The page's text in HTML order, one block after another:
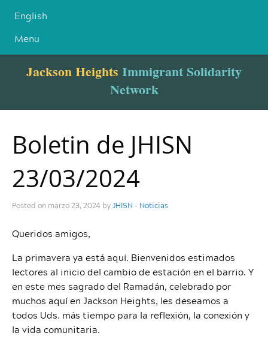
English
Menu
Jackson Heights Immigrant Solidarity
Network
Boletin de JHISN
23/03/2024
Posted on marzo 23, 2024 byJHISN - Noticias
Queridos amigos,
La primavera ya está aquí. Bienvenidos estimados
lectores al inicio del cambio de estación en el barrio. Y
en este mes sagrado del Ramadán, celebrado por
muchos aquí en Jackson Heights, les deseamos a
todos Uds. más tiempo para la reflexión, la conexión y
la vida comunitaria.